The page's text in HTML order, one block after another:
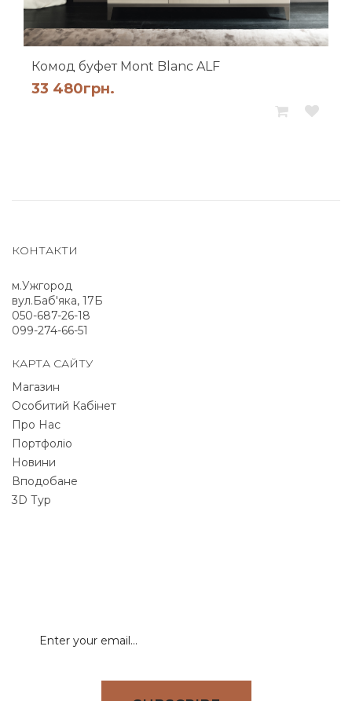
Комод буфет Mont Blanc ALF
33 480грн.
КОНТАКТИ
м.Ужгород
вул.Баб'яка, 17Б
050-687-26-18
099-274-66-51
КАРТА САЙТУ
Магазин
Особитий Кабінет
Про Нас
Портфоліо
Новини
Вподобане
3D Тур